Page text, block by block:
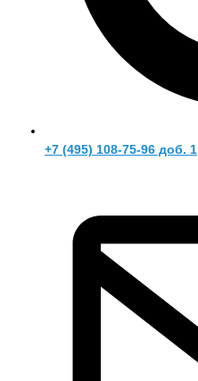
+7 (495) 108-75-96 доб. 1